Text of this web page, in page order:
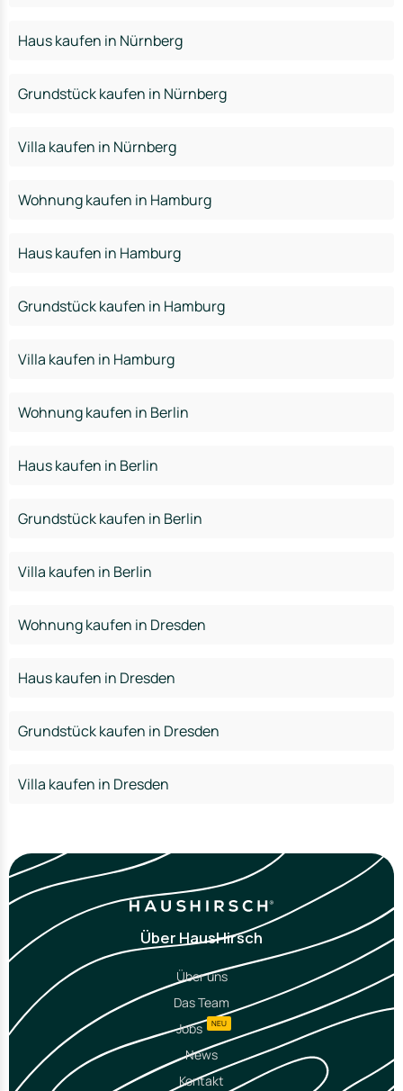
Haus kaufen in Nürnberg
Grundstück kaufen in Nürnberg
Villa kaufen in Nürnberg
Wohnung kaufen in Hamburg
Haus kaufen in Hamburg
Grundstück kaufen in Hamburg
Villa kaufen in Hamburg
Wohnung kaufen in Berlin
Haus kaufen in Berlin
Grundstück kaufen in Berlin
Villa kaufen in Berlin
Wohnung kaufen in Dresden
Haus kaufen in Dresden
Grundstück kaufen in Dresden
Villa kaufen in Dresden
Über HausHirsch
Über uns
Das Team
Jobs
NEU
News
Kontakt